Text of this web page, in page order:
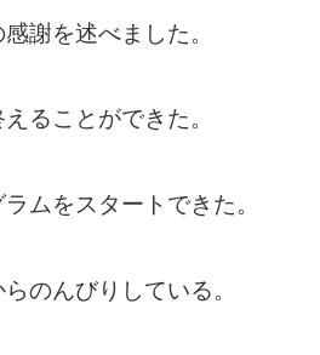
謝を述べました。
ることができた。
ムをスタートできた。
のんびりしている。